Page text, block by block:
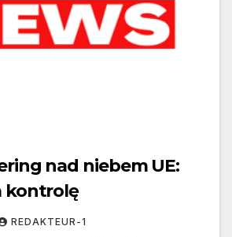
nad niebem UE:
kontrolę
REDAKTEUR-1